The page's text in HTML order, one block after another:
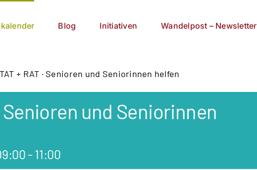
Blog Initiativen Wandelpost – Newsletter
TAT + RAT · Senioren und Seniorinnen helfen
Senioren und Seniorinnen
- 11:00